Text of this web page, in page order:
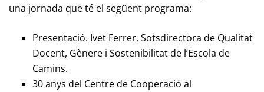
una jornada que té el següent programa:
Presentació. Ivet Ferrer, Sotsdirectora de Qualitat
Docent, Gènere i Sostenibilitat de l’Escola de
Camins.
30 anys del Centre de Cooperació al